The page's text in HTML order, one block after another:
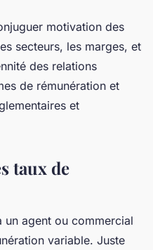
motivation des
secteurs, les marges, et
des relations
de rémunération et
et
taux de
un agent ou commercial
variable. Juste